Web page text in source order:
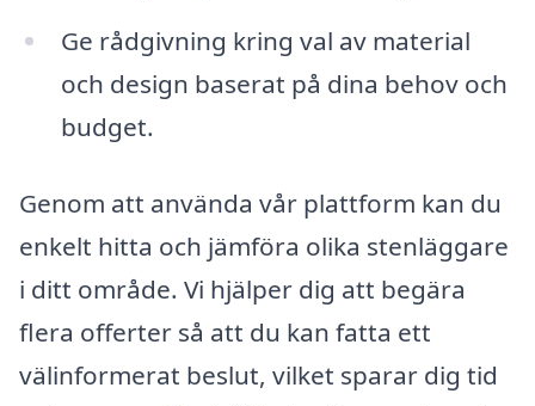
Ge rådgivning kring val av material
och design baserat på dina behov och
budget.
Genom att använda vår plattform kan du
enkelt hitta och jämföra olika stenläggare
i ditt område. Vi hjälper dig att begära
flera offerter så att du kan fatta ett
välinformerat beslut, vilket sparar dig tid